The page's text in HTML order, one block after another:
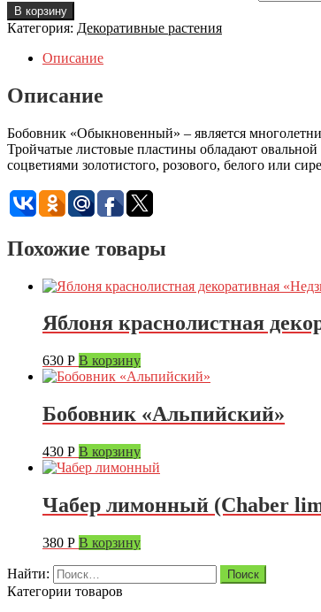
В корзину
Категория: Декоративные растения
Описание
Описание
Бобовник «Обыкновенный» – является
Тройчатые листовые пластины обладают
соцветиями золотистого, розового, белого или
Похожие товары
Яблоня краснолистная
630 Р В корзину
Бобовник «Альпийский»
430 Р В корзину
Чабер лимонный (Chaber
380 Р В корзину
Найти:
Категории товаров